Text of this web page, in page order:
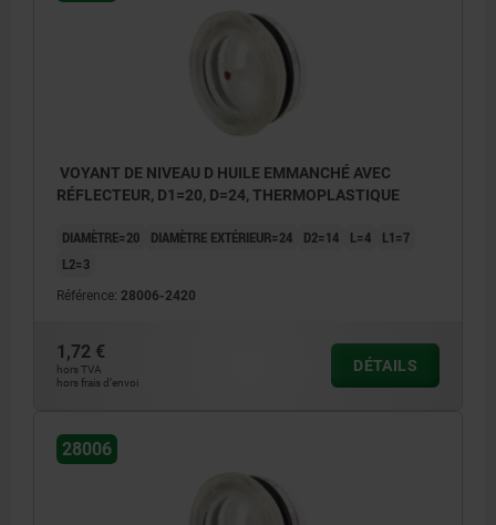
VOYANT DE NIVEAU D HUILE EMMANCHÉ AVEC
RÉFLECTEUR, D1=20, D=24, THERMOPLASTIQUE
DIAMÈTRE=20 DIAMÈTRE EXTÉRIEUR=24 D2=14 L=4
L1=7
L2=3
Référence: 28006-2420
1,72 €
hors TVA
hors frais d’envoi
DÉTAILS
28006